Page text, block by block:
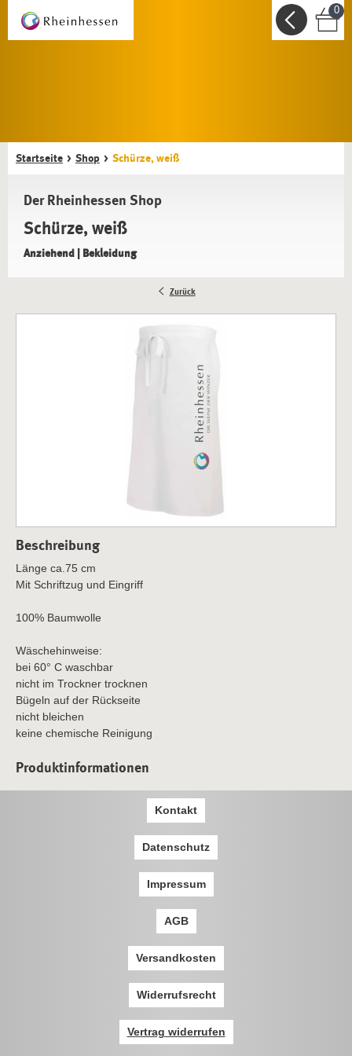
0
Startseite Shop Schürze, weiß
Der Rheinhessen Shop
Schürze, weiß
Anziehend | Bekleidung
Zurück
Beschreibung
Länge ca.75 cm
Mit Schriftzug und Eingriff
100% Baumwolle
Wäschehinweise:
bei 60° C waschbar
nicht im Trockner trocknen
Bügeln auf der Rückseite
nicht bleichen
keine chemische Reinigung
Produktinformationen
Kontakt
Datenschutz
Impressum
AGB
Versandkosten
Widerrufsrecht
Vertrag widerrufen